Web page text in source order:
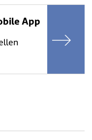
App